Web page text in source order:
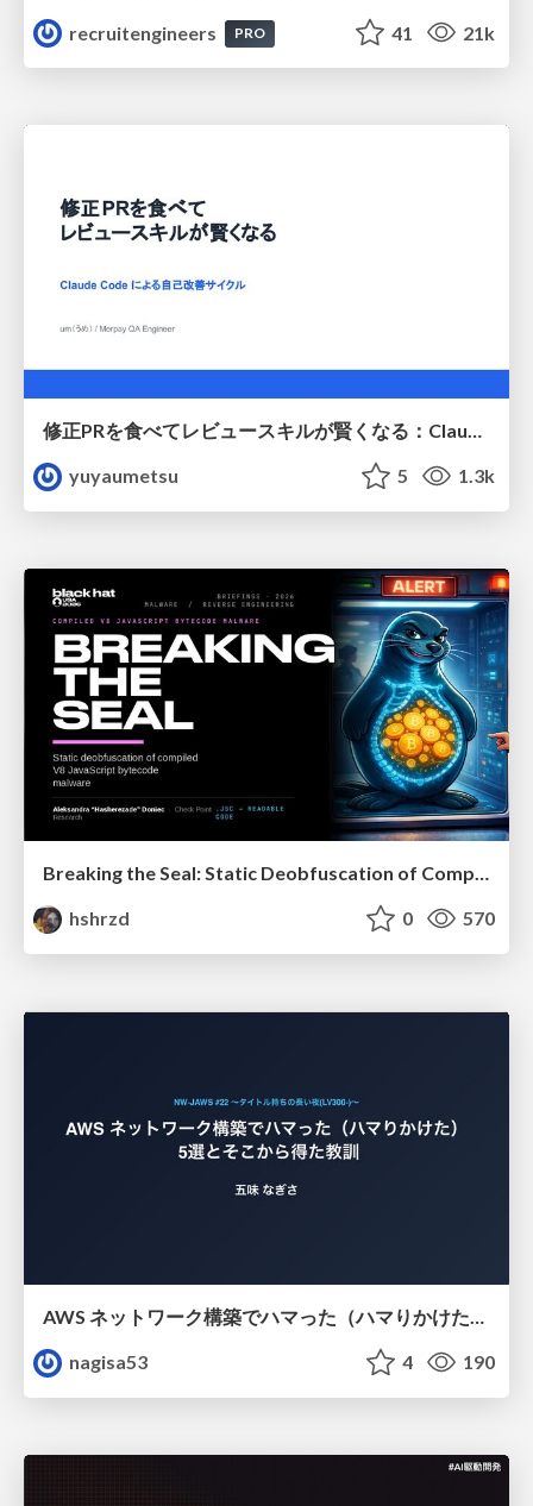
recruitengineers
PRO 41 21k
修正PRを食べてレビュースキルが賢くなる：Claude Codeによる自己改善サイクル
yuyaumetsu
5 1.3k
Breaking the Seal: Static Deobfuscation of Compiled V8 JavaScript Bytecode Malware
hshrzd
0 570
nagisa53
4 190